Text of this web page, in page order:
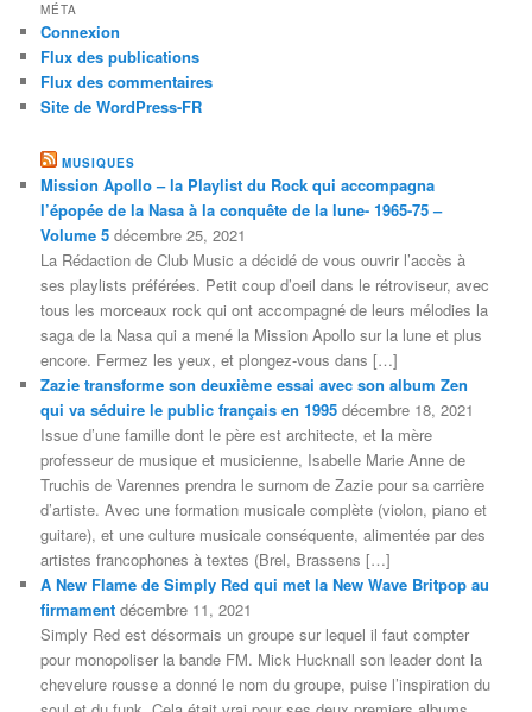
MÉTA
Connexion
Flux des publications
Flux des commentaires
Site de WordPress-FR
MUSIQUES
Mission Apollo – la Playlist du Rock qui accompagna
l’épopée de la Nasa à la conquête de la lune- 1965-75 –
Volume 5 décembre 25, 2021
La Rédaction de Club Music a décidé de vous ouvrir l’accès à
ses playlists préférées. Petit coup d’oeil dans le rétroviseur, avec
tous les morceaux rock qui ont accompagné de leurs mélodies la
saga de la Nasa qui a mené la Mission Apollo sur la lune et plus
encore. Fermez les yeux, et plongez-vous dans […]
Zazie transforme son deuxième essai avec son album Zen
qui va séduire le public français en 1995 décembre 18, 2021
Issue d’une famille dont le père est architecte, et la mère
professeur de musique et musicienne, Isabelle Marie Anne de
Truchis de Varennes prendra le surnom de Zazie pour sa carrière
d’artiste. Avec une formation musicale complète (violon, piano et
guitare), et une culture musicale conséquente, alimentée par des
artistes francophones à textes (Brel, Brassens […]
A New Flame de Simply Red qui met la New Wave Britpop au
firmament décembre 11, 2021
Simply Red est désormais un groupe sur lequel il faut compter
pour monopoliser la bande FM. Mick Hucknall son leader dont la
chevelure rousse a donné le nom du groupe, puise l’inspiration du